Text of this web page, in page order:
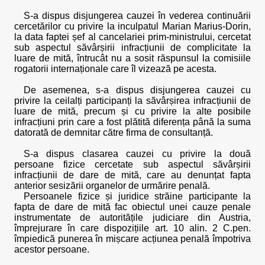
S-a dispus disjungerea cauzei în vederea continuării
cercetărilor cu privire la inculpatul Marian Marius-Dorin,
la data faptei șef al cancelariei prim-ministrului, cercetat
sub aspectul săvârșirii infracțiunii de complicitate la
luare de mită, întrucât nu a sosit răspunsul la comisiile
rogatorii internaționale care îl vizează pe acesta.
De asemenea, s-a dispus disjungerea cauzei cu
privire la ceilalți participanți la săvârșirea infracțiunii de
luare de mită, precum și cu privire la alte posibile
infracțiuni prin care a fost plătită diferența până la suma
datorată de demnitar către firma de consultanță.
S-a dispus clasarea cauzei cu privire la două
persoane fizice cercetate sub aspectul săvârșirii
infracțiunii de dare de mită, care au denunțat fapta
anterior sesizării organelor de urmărire penală.
Persoanele fizice și juridice străine participante la
fapta de dare de mită fac obiectul unei cauze penale
instrumentate de autoritățile judiciare din Austria,
împrejurare în care dispozițiile art. 10 alin. 2 C.pen.
împiedică punerea în mișcare acțiunea penală împotriva
acestor persoane.